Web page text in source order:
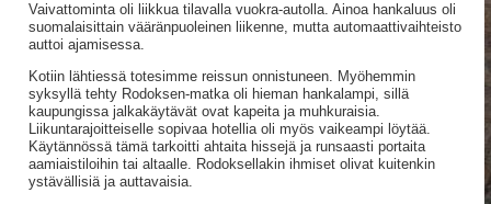
Vaivattominta oli liikkua tilavalla vuokra-autolla. Ainoa hankaluus oli
suomalaisittain vääränpuoleinen liikenne, mutta automaattivaihteisto
auttoi ajamisessa.
Kotiin lähtiessä totesimme reissun onnistuneen. Myöhemmin
syksyllä tehty Rodoksen-matka oli hieman hankalampi, sillä
kaupungissa jalkakäytävät ovat kapeita ja muhkuraisia.
Liikuntarajoitteiselle sopivaa hotellia oli myös vaikeampi löytää.
Käytännössä tämä tarkoitti ahtaita hissejä ja runsaasti portaita
aamiaistiloihin tai altaalle. Rodoksellakin ihmiset olivat kuitenkin
ystävällisiä ja auttavaisia.